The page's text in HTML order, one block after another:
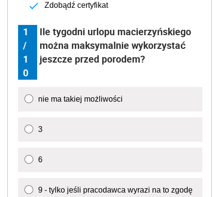
Zdobądź certyfikat
1
/
1
0
Ile tygodni urlopu macierzyńskiego
można maksymalnie wykorzystać
jeszcze przed porodem?
nie ma takiej możliwości
3
6
9 - tylko jeśli pracodawca wyrazi na to zgodę